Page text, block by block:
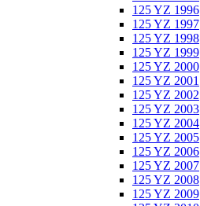
125 YZ 1996
125 YZ 1997
125 YZ 1998
125 YZ 1999
125 YZ 2000
125 YZ 2001
125 YZ 2002
125 YZ 2003
125 YZ 2004
125 YZ 2005
125 YZ 2006
125 YZ 2007
125 YZ 2008
125 YZ 2009